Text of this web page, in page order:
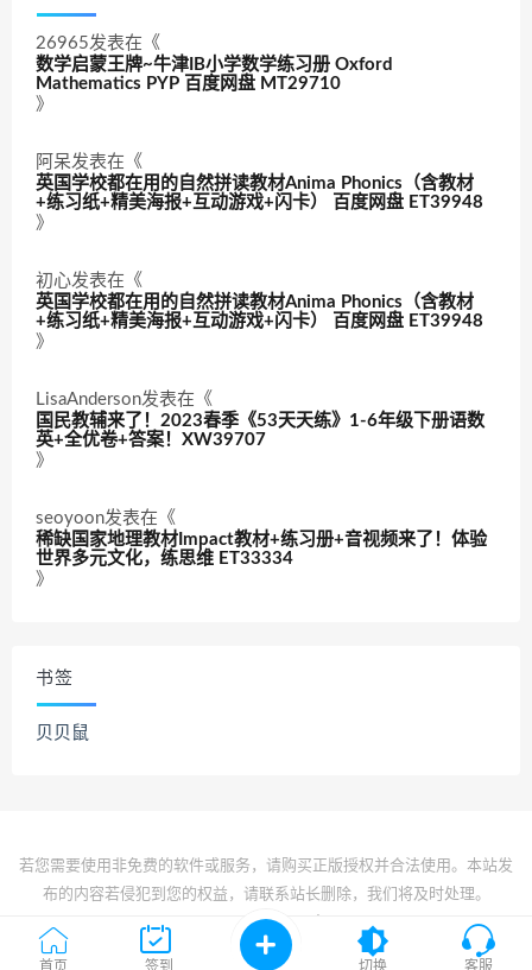
26965发表在《
数学启蒙王牌~牛津IB小学数学练习册 Oxford
Mathematics PYP 百度网盘 MT29710
》
阿呆发表在《
英国学校都在用的自然拼读教材Anima Phonics（含教材
+练习纸+精美海报+互动游戏+闪卡） 百度网盘 ET39948
》
初心发表在《
英国学校都在用的自然拼读教材Anima Phonics（含教材
+练习纸+精美海报+互动游戏+闪卡） 百度网盘 ET39948
》
LisaAnderson发表在《
国民教辅来了！2023春季《53天天练》1-6年级下册语数
英+全优卷+答案！XW39707
》
seoyoon发表在《
稀缺国家地理教材Impact教材+练习册+音视频来了！体验
世界多元文化，练思维 ET33334
》
书签
贝贝鼠
若您需要使用非免费的软件或服务，请购买正版授权并合法使用。本站发
布的内容若侵犯到您的权益，请联系站长删除，我们将及时处理。
© 2022 All rights reserved 京ICP备2022017834号-1
首页 签到 切换 客服